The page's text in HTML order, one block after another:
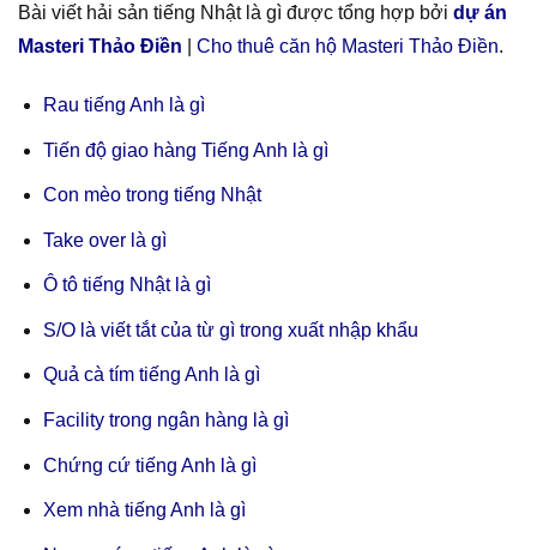
Bài viết hải sản tiếng Nhật là gì được tổng hợp bởi dự án
Masteri Thảo Điền
Cho thuê căn hộ Masteri Thảo Điền.
Rau tiếng Anh là gì
Tiến độ giao hàng Tiếng Anh là gì
Con mèo trong tiếng Nhật
Take over là gì
Ô tô tiếng Nhật là gì
S/O là viết tắt của từ gì trong xuất nhập khẩu
Quả cà tím tiếng Anh là gì
Facility trong ngân hàng là gì
Chứng cứ tiếng Anh là gì
Xem nhà tiếng Anh là gì